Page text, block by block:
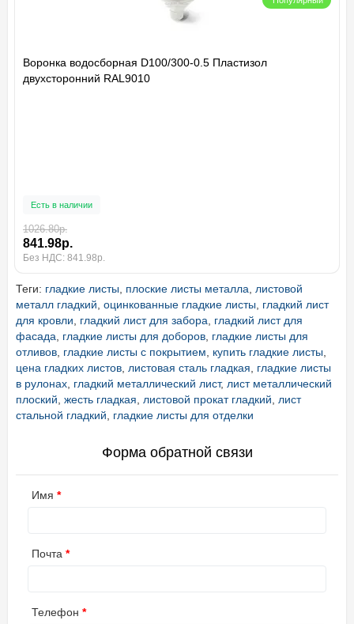
Воронка водосборная D100/300-0.5 Пластизол
двухсторонний RAL9010
Есть в наличии
1026.80р.
841.98р.
Без НДС: 841.98р.
Теги: гладкие листы, плоские листы металла, листовой
металл гладкий, оцинкованные гладкие листы, гладкий лист
для кровли, гладкий лист для забора, гладкий лист для
фасада, гладкие листы для доборов, гладкие листы для
отливов, гладкие листы с покрытием, купить гладкие листы,
цена гладких листов, листовая сталь гладкая, гладкие листы
в рулонах, гладкий металлический лист, лист металлический
плоский, жесть гладкая, листовой прокат гладкий, лист
стальной гладкий, гладкие листы для отделки
Форма обратной связи
Имя
Почта
Телефон